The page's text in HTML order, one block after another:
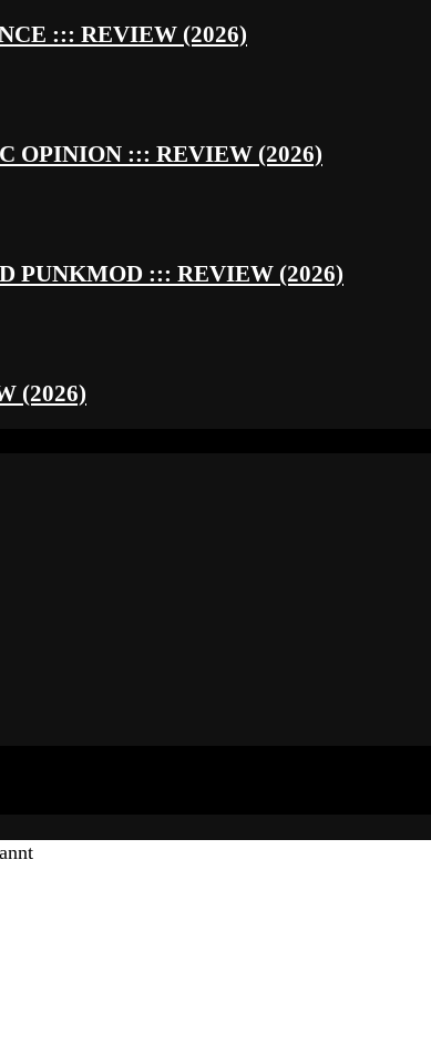
::: REVIEW (2026)
OPINION ::: REVIEW (2026)
PUNKMOD ::: REVIEW (2026)
(2026)